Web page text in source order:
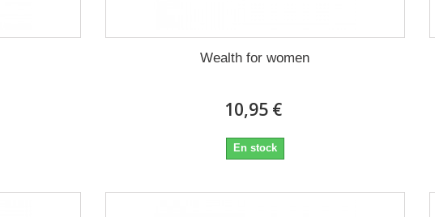
Wealth for women
10,95 €
En stock